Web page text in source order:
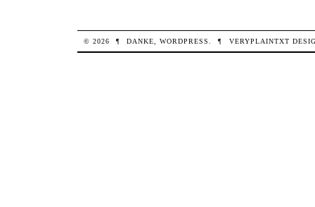
© 2026 ¶ DANKE,WORDPRESS ¶ VERYPLAINTXT